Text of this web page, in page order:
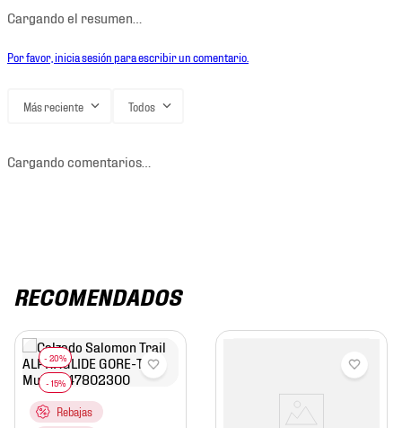
Cargando el resumen…
Por favor, inicia sesión para escribir un comentario.
Más reciente Todos
Cargando comentarios…
RECOMENDADOS
Rebajas